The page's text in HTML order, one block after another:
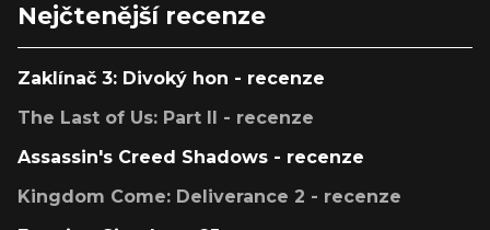
Nejčtenější recenze
Zaklínač 3: Divoký hon - recenze
The Last of Us: Part II - recenze
Assassin's Creed Shadows - recenze
Kingdom Come: Deliverance 2 - recenze